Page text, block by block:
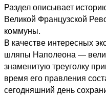
Раздел описывает
Великой Французской
коммуны.
В качестве интересных
шляпы Наполеона —
знаменитую треуголку
время его правления
сегодняшний день